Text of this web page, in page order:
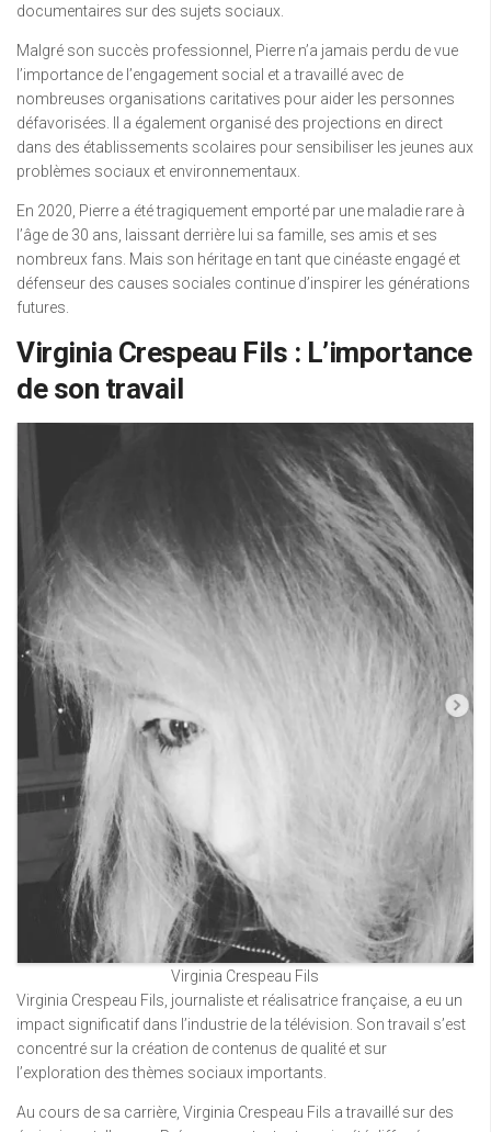
documentaires sur des sujets sociaux.
Malgré son succès professionnel, Pierre n’a jamais perdu de vue
l’importance de l’engagement social et a travaillé avec de
nombreuses organisations caritatives pour aider les personnes
défavorisées. Il a également organisé des projections en direct
dans des établissements scolaires pour sensibiliser les jeunes aux
problèmes sociaux et environnementaux.
En 2020, Pierre a été tragiquement emporté par une maladie rare à
l’âge de 30 ans, laissant derrière lui sa famille, ses amis et ses
nombreux fans. Mais son héritage en tant que cinéaste engagé et
défenseur des causes sociales continue d’inspirer les générations
futures.
Virginia Crespeau Fils : L’importance
de son travail
Virginia Crespeau Fils
Virginia Crespeau Fils, journaliste et réalisatrice française, a eu un
impact significatif dans l’industrie de la télévision. Son travail s’est
concentré sur la création de contenus de qualité et sur
l’exploration des thèmes sociaux importants.
Au cours de sa carrière, Virginia Crespeau Fils a travaillé sur des